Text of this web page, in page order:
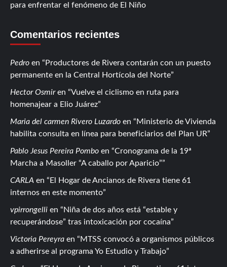
para enfrentar el fenómeno de El Niño
Comentarios recientes
Pedro en
Productores de Rivera contarán con un puesto
permanente en la Central Hortícola del Norte
Hector Osmiren
Vuelve el ciclismo en ruta para
homenajear a Elio Juárez
Maria del carmen Rivero Luzardo en
Ministerio de Vivienda
habilita consulta en línea para beneficiarios del Plan UR
Pablo Jesus Pereira Pombo en
Cronograma de la 19ª
Marcha a Masoller “A caballo por Aparicio”
CARLA en
El Hogar de Ancianos de Rivera tiene 61
internos en este momento
vpirrongelli en
Niña de dos años está “estable y
recuperándose” tras intoxicación por cocaína
Victoria Pereyra en
MTSS convocó a organismos públicos
a adherirse al programa Yo Estudio y Trabajo